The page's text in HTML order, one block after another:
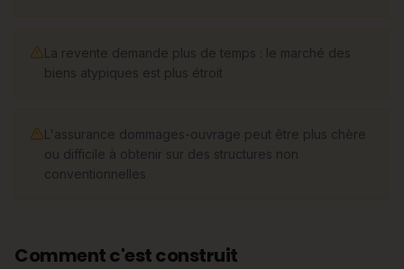
La revente demande plus de temps : le marché des
biens atypiques est plus étroit
L'assurance dommages-ouvrage peut être plus chère
ou difficile à obtenir sur des structures non
conventionnelles
Comment c'est construit